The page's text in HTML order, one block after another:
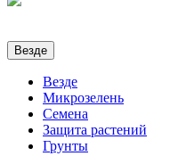
Везде
Везде
Микрозелень
Семена
Защита растений
Грунты